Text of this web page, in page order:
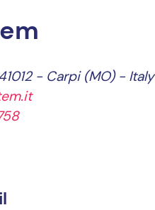
- Carpi (MO) - Italy